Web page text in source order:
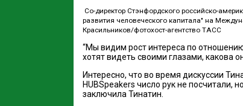
Со-директор Стэнфордского российско-
развития человеческого капитала" на
Красильников/фотохост-агентство ТАСС
“Мы видим рост интереса по
хотят видеть своими глазами, какова
Интересно, что во время дискуссии
HUBSpeakers число рук не
заключила Тинатин.